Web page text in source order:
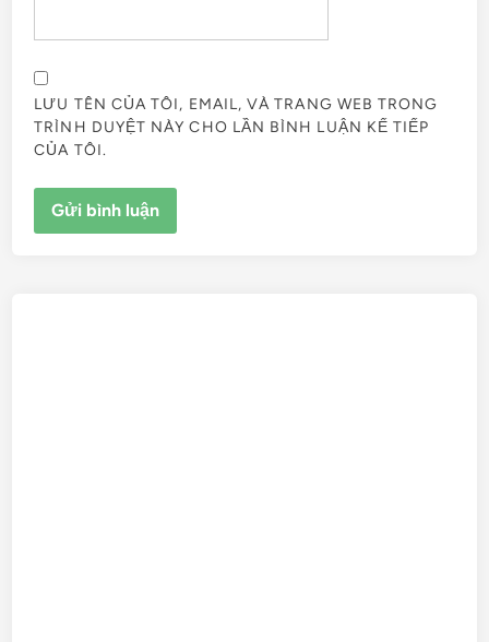
LƯU TÊN CỦA TÔI, EMAIL, VÀ TRANG WEB TRONG
TRÌNH DUYỆT NÀY CHO LẦN BÌNH LUẬN KẾ TIẾP
CỦA TÔI.